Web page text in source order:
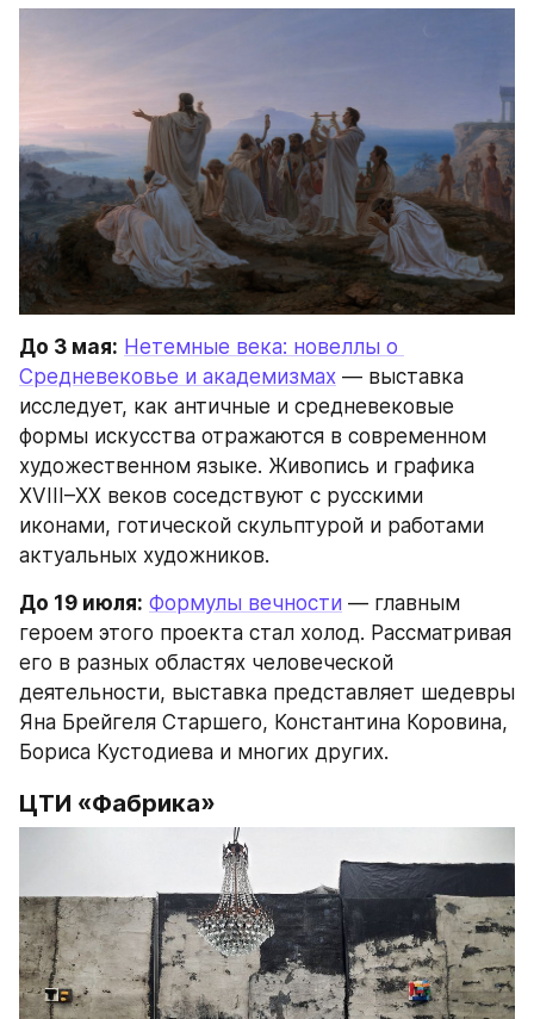
До 3 мая: Нетемные века: новеллы о
Средневековье и академизмах — выставка
исследует, как античные и средневековые
формы искусства отражаются в современном
художественном языке. Живопись и графика
XVIII–XX веков соседствуют с русскими
иконами, готической скульптурой и работами
актуальных художников.
До 19 июля: Формулы вечности — главным
героем этого проекта стал холод. Рассматривая
его в разных областях человеческой
деятельности, выставка представляет шедевры
Яна Брейгеля Старшего, Константина Коровина,
Бориса Кустодиева и многих других.
ЦТИ «Фабрика»